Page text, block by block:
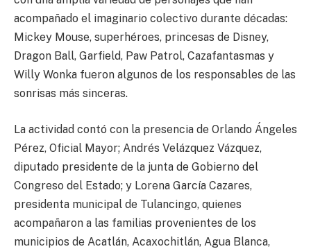
acompañado el imaginario colectivo durante décadas:
Mickey Mouse, superhéroes, princesas de Disney,
Dragon Ball, Garfield, Paw Patrol, Cazafantasmas y
Willy Wonka fueron algunos de los responsables de las
sonrisas más sinceras.
La actividad contó con la presencia de Orlando Ángeles
Pérez, Oficial Mayor; Andrés Velázquez Vázquez,
diputado presidente de la junta de Gobierno del
Congreso del Estado; y Lorena García Cazares,
presidenta municipal de Tulancingo, quienes
acompañaron a las familias provenientes de los
municipios de Acatlán, Acaxochitlán, Agua Blanca,